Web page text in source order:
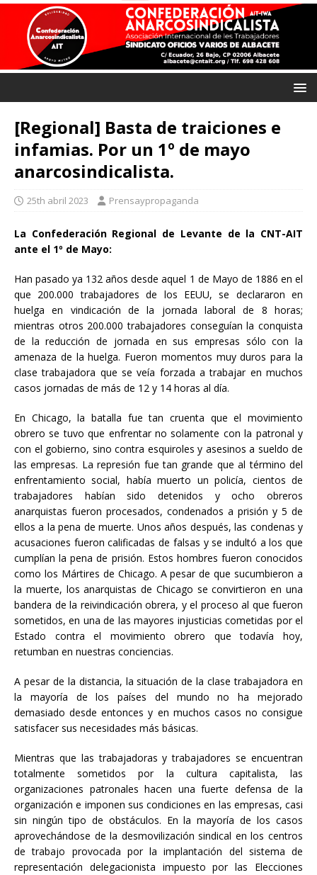
[Regional] Basta de traiciones e
infamias. Por un 1º de mayo
anarcosindicalista.
25th abril 2023 Prensaypropaganda
La Confederación Regional de Levante de la CNT-AIT
ante el 1º de Mayo:
Han pasado ya 132 años desde aquel 1 de Mayo de 1886 en el
que 200.000 trabajadores de los EEUU, se declararon en
huelga en vindicación de la jornada laboral de 8 horas;
mientras otros 200.000 trabajadores conseguían la conquista
de la reducción de jornada en sus empresas sólo con la
amenaza de la huelga. Fueron momentos muy duros para la
clase trabajadora que se veía forzada a trabajar en muchos
casos jornadas de más de 12 y 14 horas al día.
En Chicago, la batalla fue tan cruenta que el movimiento
obrero se tuvo que enfrentar no solamente con la patronal y
con el gobierno, sino contra esquiroles y asesinos a sueldo de
las empresas. La represión fue tan grande que al término del
enfrentamiento social, había muerto un policía, cientos de
trabajadores habían sido detenidos y ocho obreros
anarquistas fueron procesados, condenados a prisión y 5 de
ellos a la pena de muerte. Unos años después, las condenas y
acusaciones fueron calificadas de falsas y se indultó a los que
cumplían la pena de prisión. Estos hombres fueron conocidos
como los Mártires de Chicago. A pesar de que sucumbieron a
la muerte, los anarquistas de Chicago se convirtieron en una
bandera de la reivindicación obrera, y el proceso al que fueron
sometidos, en una de las mayores injusticias cometidas por el
Estado contra el movimiento obrero que todavía hoy,
retumban en nuestras conciencias.
A pesar de la distancia, la situación de la clase trabajadora en
la mayoría de los países del mundo no ha mejorado
demasiado desde entonces y en muchos casos no consigue
satisfacer sus necesidades más básicas.
Mientras que las trabajadoras y trabajadores se encuentran
totalmente sometidos por la cultura capitalista, las
organizaciones patronales hacen una fuerte defensa de la
organización e imponen sus condiciones en las empresas, casi
sin ningún tipo de obstáculos. En la mayoría de los casos
aprovechándose de la desmovilización sindical en los centros
de trabajo provocada por la implantación del sistema de
representación delegacionista impuesto por las Elecciones